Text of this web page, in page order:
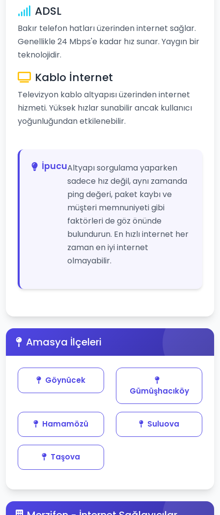
ADSL
Bakır telefon hatları üzerinden internet sağlar.
Genellikle 24 Mbps'e kadar hız sunar. Yaygın bir
teknolojidir.
Kablo İnternet
Televizyon kablo altyapısı üzerinden internet
hizmeti. Yüksek hızlar sunabilir ancak kullanıcı
yoğunluğundan etkilenebilir.
İpucuAltyapı sorgulama yaparken
sadece hız değil, aynı zamanda
ping değeri, paket kaybı ve
müşteri memnuniyeti gibi
faktörleri de göz önünde
bulundurun. En hızlı internet her
zaman en iyi internet
olmayabilir.
Amasya İlçeleri
Göynücek
Gümüşhacıköy
Hamamözü Suluova
Taşova